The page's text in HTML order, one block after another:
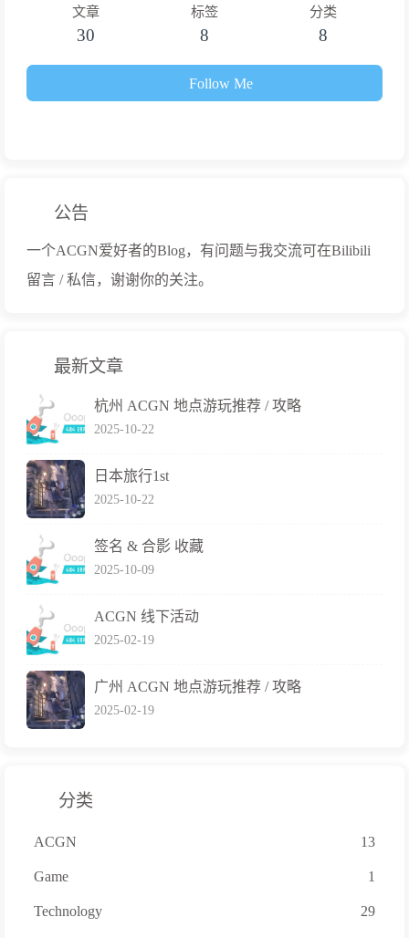
文章
30
标签
8
分类
8
Follow Me
公告
一个ACGN爱好者的Blog，有问题与我交流可在Bilibili
留言 / 私信，谢谢你的关注。
最新文章
杭州 ACGN 地点游玩推荐 / 攻略
2025-10-22
日本旅行1st
2025-10-22
签名 & 合影 收藏
2025-10-09
ACGN 线下活动
2025-02-19
广州 ACGN 地点游玩推荐 / 攻略
2025-02-19
分类
ACGN 13
Game 1
Technology 29